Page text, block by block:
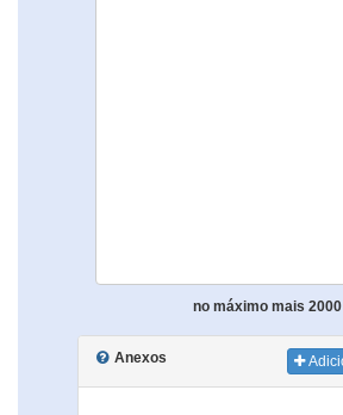
no máximo mais
Anexos